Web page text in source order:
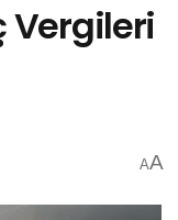
Vergileri
AA